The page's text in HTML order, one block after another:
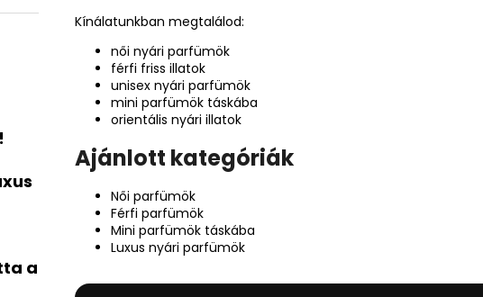
a
Kínálatunkban megtalálod:
női nyári parfümök
férfi friss illatok
unisex nyári parfümök
mini parfümök táskába
orientális nyári illatok
Ajánlott kategóriák
Női parfümök
Férfi parfümök
Mini parfümök táskába
Luxus nyári parfümök